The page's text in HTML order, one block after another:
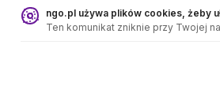
ngo.pl używa plików cookies, żeby
Ten komunikat zniknie przy Twojej